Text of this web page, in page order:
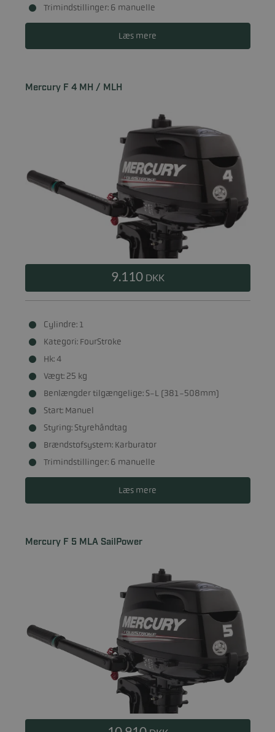
Trimindstillinger: 6 manuelle
Læs mere
Mercury F 4 MH / MLH
9.110 DKK
Cylindre: 1
Kategori: FourStroke
Hk: 4
Vægt: 25 kg
Benlængder tilgængelige: S-L (381-508mm)
Start: Manuel
Styring: Styrehåndtag
Brændstofsystem: Karburator
Trimindstillinger: 6 manuelle
Læs mere
Mercury F 5 MLA SailPower